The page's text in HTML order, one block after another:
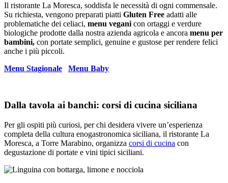
Il ristorante La Moresca, soddisfa le necessità di ogni commensale.
Su richiesta, vengono preparati piatti Gluten Free adatti alle
problematiche dei celiaci, menu vegani con ortaggi e verdure
biologiche prodotte dalla nostra azienda agricola e ancora menu per
bambini, con portate semplici, genuine e gustose per rendere felici
anche i più piccoli.
Menu Stagionale
Menu Baby
Dalla tavola ai banchi: corsi di cucina siciliana
Per gli ospiti più curiosi, per chi desidera vivere un’esperienza
completa della cultura enogastronomica siciliana, il ristorante La
Moresca, a Torre Marabino, organizza corsi di cucina con
degustazione di portate e vini tipici siciliani.